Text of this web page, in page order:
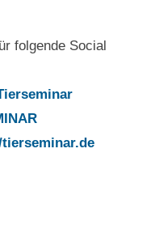
folgende Social